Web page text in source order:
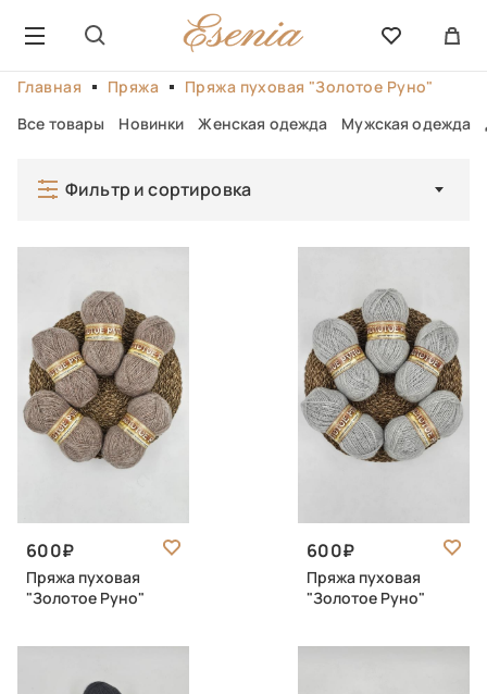
Главная Пряжа
Пряжа пуховая "Золотое Руно"
Все товары
Новинки Женская одежда Мужская одежда
Фильтр и сортировка
600
Пряжа пуховая
"Золотое Руно"
600
Пряжа пуховая
"Золотое Руно"